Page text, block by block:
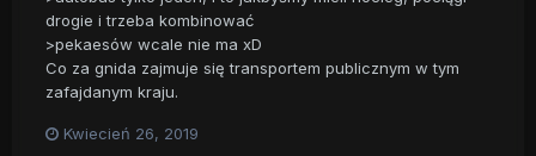
drogie i trzeba kombinować
>pekaesów wcale nie ma xD
Co za gnida zajmuje się transportem publicznym w tym
zafajdanym kraju.
Kwiecień 26, 2019